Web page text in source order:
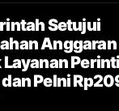
Setujui
Anggaran
dan Pelni